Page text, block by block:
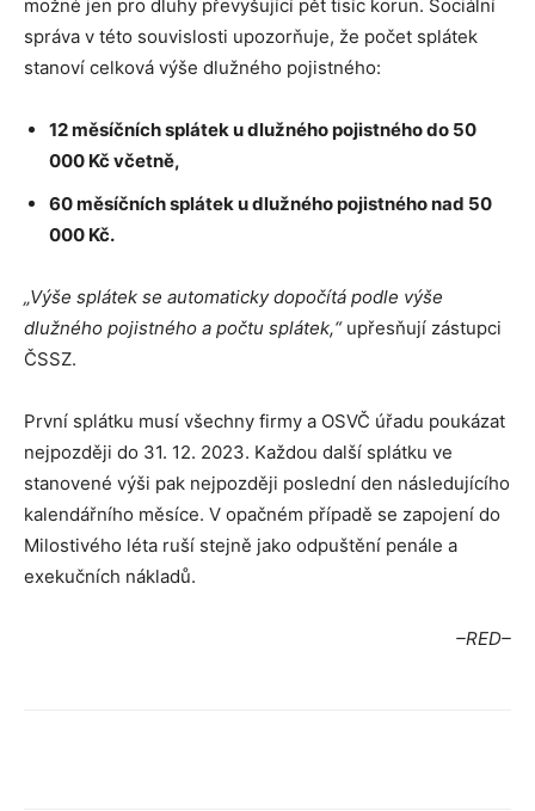
možné jen pro dluhy převyšující pět tisíc korun. Sociální
správa v této souvislosti upozorňuje, že počet splátek
stanoví celková výše dlužného pojistného:
12 měsíčních splátek u dlužného pojistného do 50
000 Kč včetně,
60 měsíčních splátek u dlužného pojistného nad 50
000 Kč.
„Výše splátek se automaticky dopočítá podle výše
dlužného pojistného a počtu splátek,“upřesňují zástupci
ČSSZ.
První splátku musí všechny firmy a OSVČ úřadu poukázat
nejpozději do 31. 12. 2023. Každou další splátku ve
stanovené výši pak nejpozději poslední den následujícího
kalendářního měsíce. V opačném případě se zapojení do
Milostivého léta ruší stejně jako odpuštění penále a
exekučních nákladů.
–RED–